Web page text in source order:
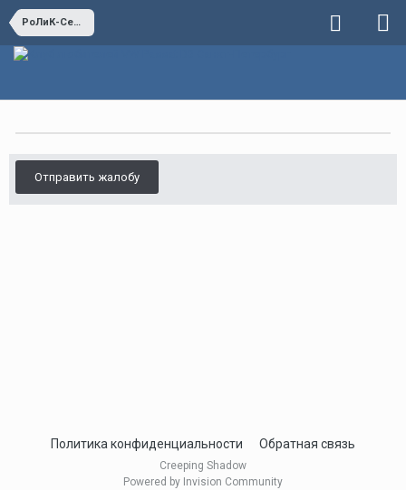
РоЛиК-Сервис
Отправить жалобу
Политика конфиденциальности Обратная связь
Creeping Shadow
Powered by Invision Community